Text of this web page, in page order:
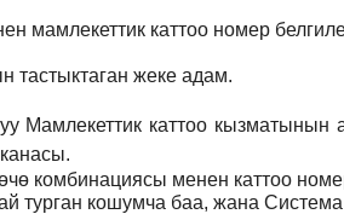
мамлекеттик каттоо номер
тастыктаган жеке адам.
Мамлекеттик каттоо
комбинациясы менен каттоо
турган кошумча баа, жана